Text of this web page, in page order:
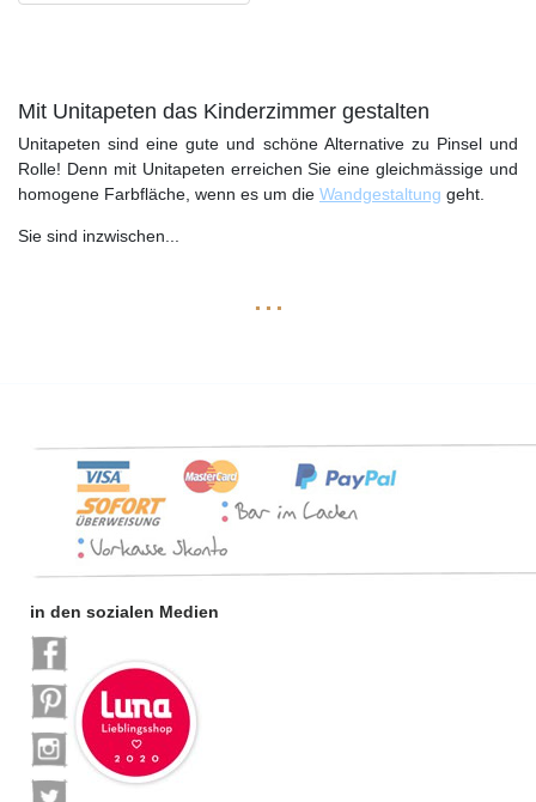
Mit Unitapeten das Kinderzimmer gestalten
Unitapeten sind eine gute und schöne Alternative zu Pinsel und
Rolle! Denn mit Unitapeten erreichen Sie eine gleichmässige und
homogene Farbfläche, wenn es um die Wandgestaltung geht.
Sie sind inzwischen
...
in den sozialen Medien